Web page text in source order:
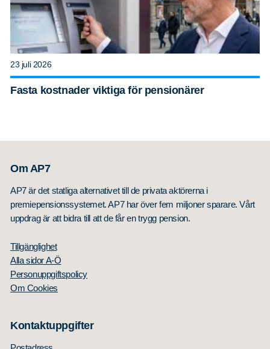
23 juli 2026
Fasta kostnader viktiga för pensionärer
Om AP7
AP7 är det statliga alternativet till de privata aktörerna i
premiepensionssystemet. AP7 har över fem miljoner sparare. Vårt
uppdrag är att bidra till att de får en trygg pension.
Tillgänglighet
Alla sidor A-Ö
Personuppgiftspolicy
Om Cookies
Kontaktuppgifter